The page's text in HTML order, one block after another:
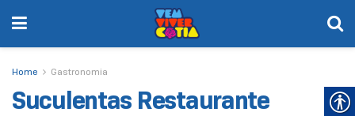
Home Gastronomia
Suculentas Restaurante